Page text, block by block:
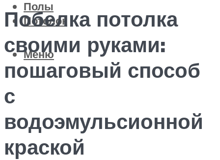
Полы
Потолок
Меню
Побелка потолка
своими руками:
пошаговый способ
с
водоэмульсионной
краской